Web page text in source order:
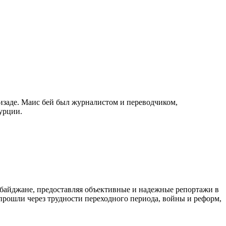
Маис бей был журналистом и переводчиком,
предоставляя объективные и надежные репортажи в
через трудности переходного периода, войны и реформ,